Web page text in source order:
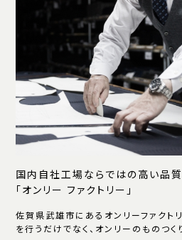
国内自社工場ならではの高い品質
「オンリー ファクトリー」
佐賀県武雄市にあるオンリーファクト
を行うだけでなく、オンリーのものつく